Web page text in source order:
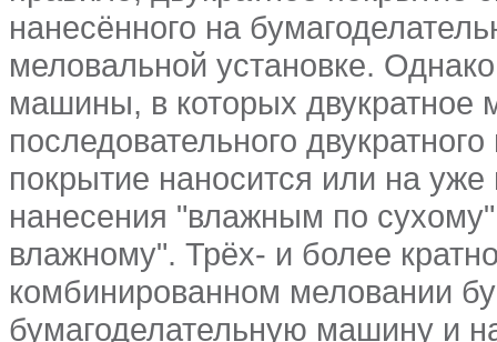
нанесённого на
меловальной установке.
машины, в которых двукратное
последовательного
покрытие наносится или на
нанесения "влажным по
влажному". Трёх- и более
комбинированном меловании
бумагоделательную машину и